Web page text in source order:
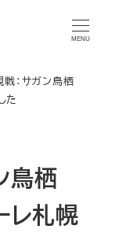
MENU
戦：サガン鳥栖
た
鳥栖
レ札幌